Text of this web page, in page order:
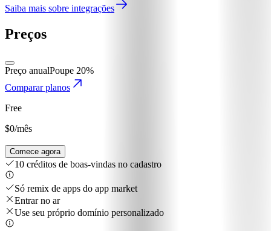
Saiba mais sobre integrações
Preços
Preço anualPoupe 20%
Comparar planos
Free
$0/mês
Comece agora
10 créditos de boas-vindas no cadastro
Só remix de apps do app market
Entrar no ar
Use seu próprio domínio personalizado